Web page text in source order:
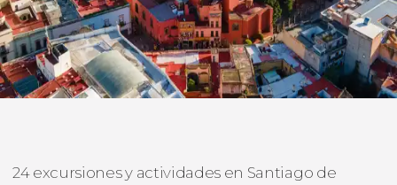
24 excursiones y actividades en Santiago de